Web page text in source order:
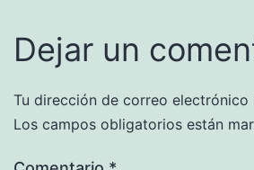
Dejar un
Tu dirección de correo electrónico
Los campos obligatorios están